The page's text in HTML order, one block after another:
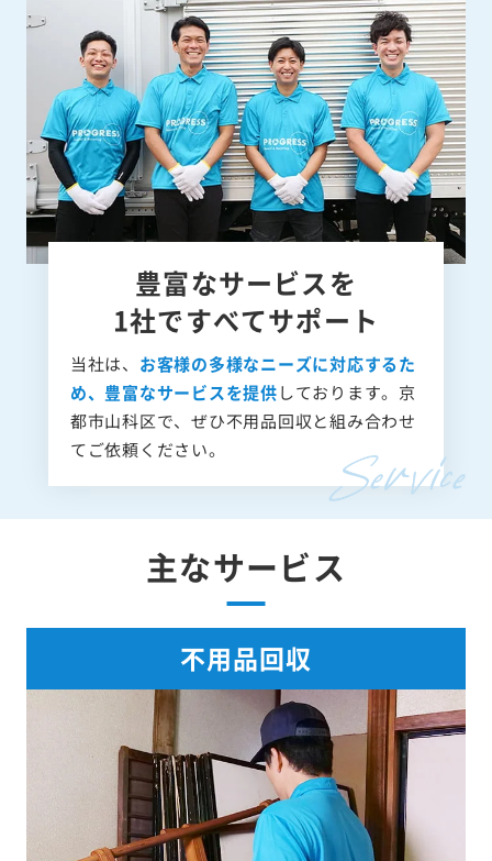
豊富なサービスを
1社ですべてサポート
当社は、 お客様の多様なニーズに対応するた
め、豊富なサービスを提供しております。京
都市山科区で、ぜひ不用品回収と組み合わせ
てご依頼ください。
主なサービス
不用品回収